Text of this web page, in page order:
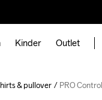
Kinder Outlet
& pullover PRO